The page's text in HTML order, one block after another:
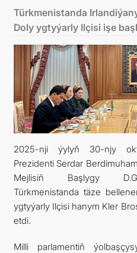
KONSULLYK
Türkmenistanda
Doly ygtyýarly Ilçisi işe
2025-nji ýylyň 30-njy
Prezidenti Serdar
Mejlisiň Başlygy
Türkmenistanda täze
ygtyýarly Ilçisi hanym Kler
etdi.
Milli parlamentiň